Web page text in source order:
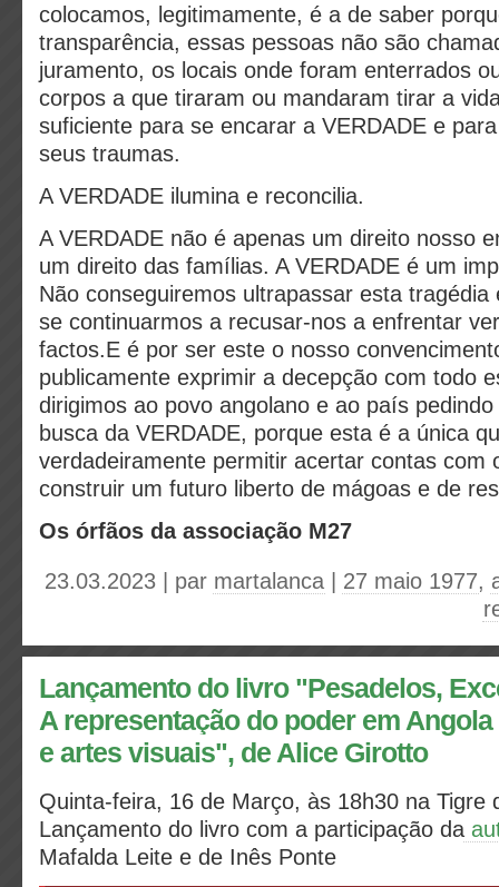
colocamos, legitimamente, é a de saber
transparência, essas pessoas não são
juramento, os locais onde foram enterrados
corpos a que tiraram ou mandaram tirar a
suficiente para se encarar a VERDADE e
seus traumas.
A VERDADE ilumina e reconcilia.
A VERDADE não é apenas um direito nosso
um direito das famílias. A VERDADE é um
Não conseguiremos ultrapassar esta tragédia
se continuarmos a recusar-nos a enfrentar
factos.E é por ser este o nosso
publicamente exprimir a decepção com todo
dirigimos ao povo angolano e ao país
busca da VERDADE, porque esta é a única
verdadeiramente permitir acertar contas com
construir um futuro liberto de mágoas e de
Os órfãos da associação M27
23.03.2023 | par martalanca 27 maio 1977,
Lançamento do livro "Pesadelos,
A representação do poder em
e artes visuais", de Alice Girotto
Quinta-feira, 16 de Março, às 18h30 na Tigre
Lançamento do livro com a participação da
Mafalda Leite e de Inês Ponte